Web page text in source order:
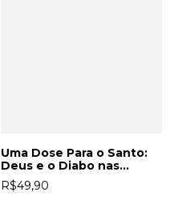
Uma Dose Para o Santo:
Deus e o Diabo nas
Gravações de Whiskey for
the Holy Ghost
R$49,90